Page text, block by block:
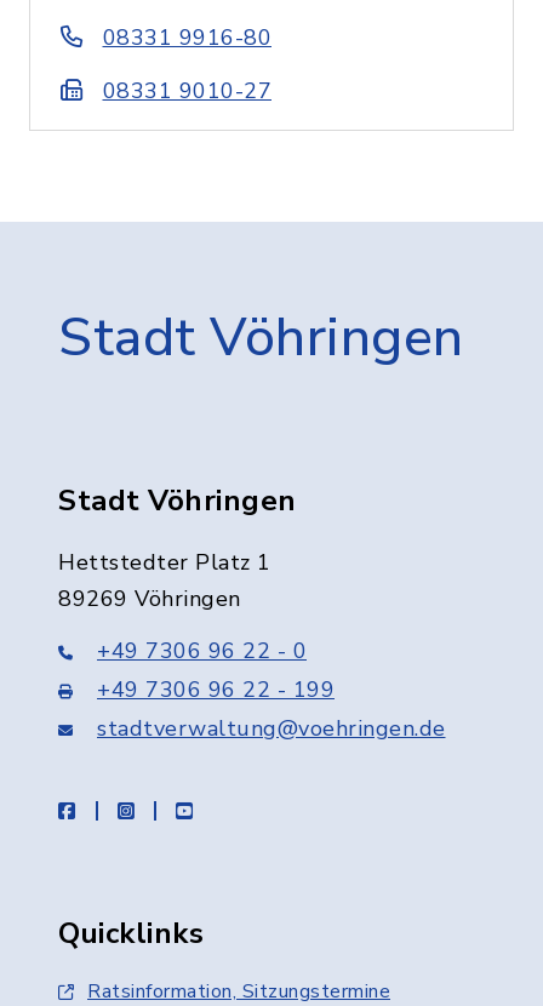
08331 9916-80
08331 9010-27
Stadt Vöhringen
Stadt Vöhringen
Hettstedter Platz 1
89269 Vöhringen
+49 7306 96 22 - 0
+49 7306 96 22 - 199
stadtverwaltung@voehringen.de
facebookinstagramyoutube
Quicklinks
Ratsinformation, Sitzungstermine